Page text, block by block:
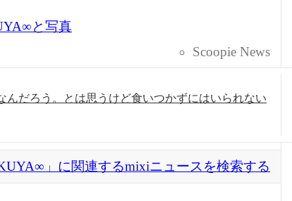
と写真
Scoopie News
んだろう。とは思うけど食いつかずにはいられない
」に関連するmixiニュースを検索する